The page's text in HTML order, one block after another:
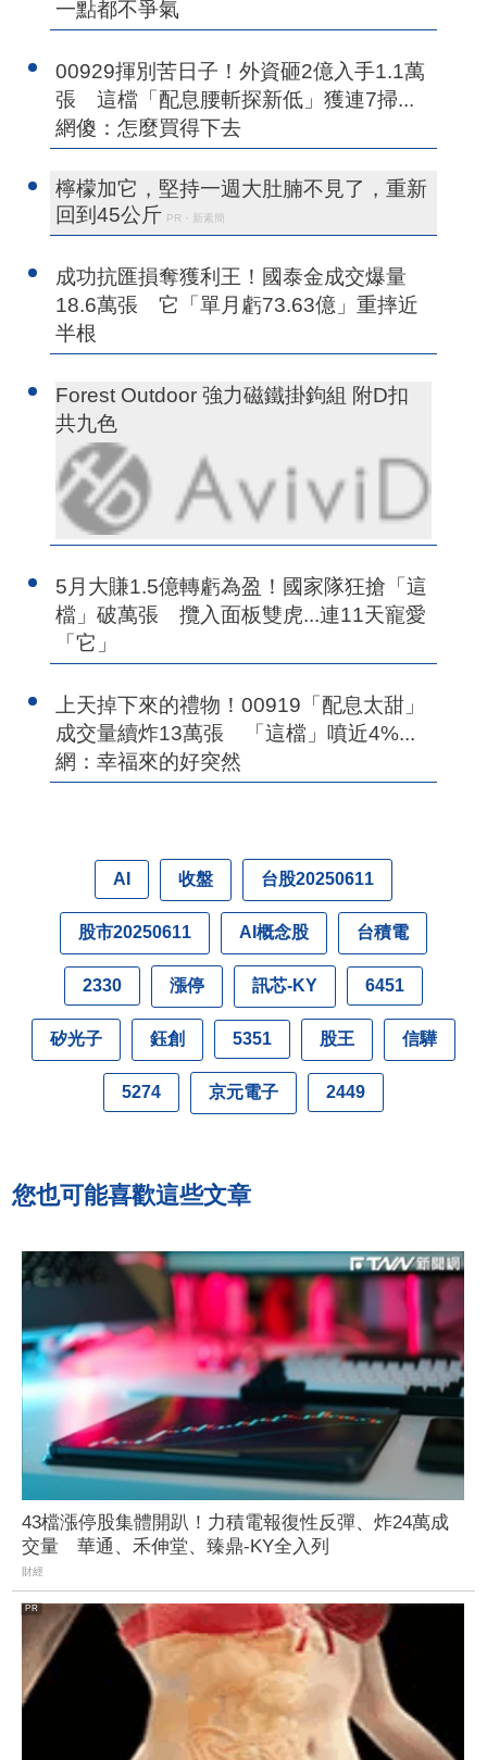
一點都不爭氣
00929揮別苦日子！外資砸2億入手1.1萬
張 這檔「配息腰斬探新低」獲連7掃...
網傻：怎麼買得下去
檸檬加它，堅持一週大肚腩不見了，重新
回到45公斤 PR・新素簡
成功抗匯損奪獲利王！國泰金成交爆量
18.6萬張 它「單月虧73.63億」重摔近
半根
Forest Outdoor 強力磁鐵掛鉤組 附D扣
共九色
5月大賺1.5億轉虧為盈！國家隊狂搶「這
檔」破萬張 攬入面板雙虎...連11天寵愛
「它」
上天掉下來的禮物！00919「配息太甜」
成交量續炸13萬張 「這檔」噴近4%...
網：幸福來的好突然
AI 收盤 台股20250611
股市20250611 AI概念股 台積電
2330 漲停 訊芯-KY 6451
矽光子 鈺創 5351 股王 信驊
5274 京元電子 2449
您也可能喜歡這些文章
43檔漲停股集體開趴！力積電報復性反彈、炸24萬成
交量 華通、禾伸堂、臻鼎-KY全入列
財經